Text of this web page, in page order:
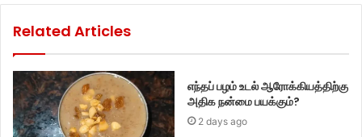
Related Articles
எந்தப் பழம் உடல் ஆரோக்கியத்திற்கு
அதிக நன்மை பயக்கும்?
2 days ago